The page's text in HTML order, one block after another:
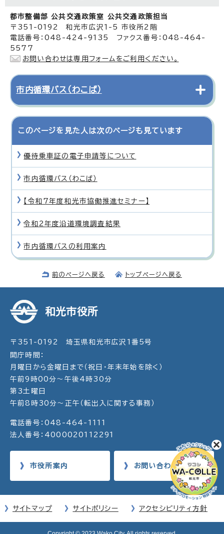
都市整備部 公共交通政策室 公共交通政策担当
〒351-0192 和光市広沢1-5 市役所2階
電話番号：048-424-9135 ファクス番号：048-464-
5577
お問い合わせは専用フォームをご利用ください。
市内循環バス（わこば）
このページを見た人は次のページも見ています
優待乗車証の電子申請等について
市内循環バス（わこば）
【令和7年度和光市協働推進セミナー】
令和2年度沿道環境調査結果
市内循環バスの利用案内
前のページへ戻る トップページへ戻る
和光市役所
〒351-0192 埼玉県和光市広沢1番5号
開庁時間：
月曜日から金曜日まで（祝日・年末年始を除く）
午前9時00分～午後4時30分
第3土曜日
午前8時30分～正午（転出入に関する事務）
電話番号：048-464-1111
法人番号：4000020112291
市役所案内 お問い合わせ
サイトマップ サイトポリシー アクセシビリティ方針